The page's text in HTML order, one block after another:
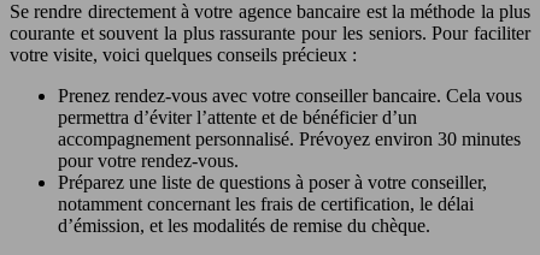
Se rendre directement à votre agence bancaire est la méthode la plus
courante et souvent la plus rassurante pour les seniors. Pour faciliter
votre visite, voici quelques conseils précieux :
Prenez rendez-vous avec votre conseiller bancaire. Cela vous
permettra d’éviter l’attente et de bénéficier d’un
accompagnement personnalisé. Prévoyez environ 30 minutes
pour votre rendez-vous.
Préparez une liste de questions à poser à votre conseiller,
notamment concernant les frais de certification, le délai
d’émission, et les modalités de remise du chèque.